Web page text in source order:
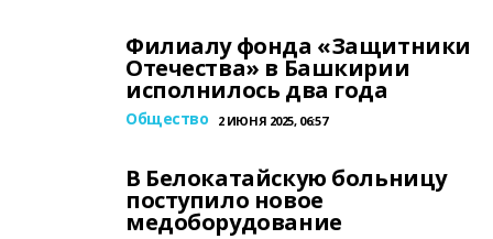
Филиалу фонда «Защитники
Отечества» в Башкирии
исполнилось два года
Общество 2 ИЮНЯ 2025, 06:57
В Белокатайскую больницу
поступило новое
медоборудование